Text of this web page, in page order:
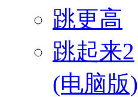
跳更高
跳起来2
(电脑版)